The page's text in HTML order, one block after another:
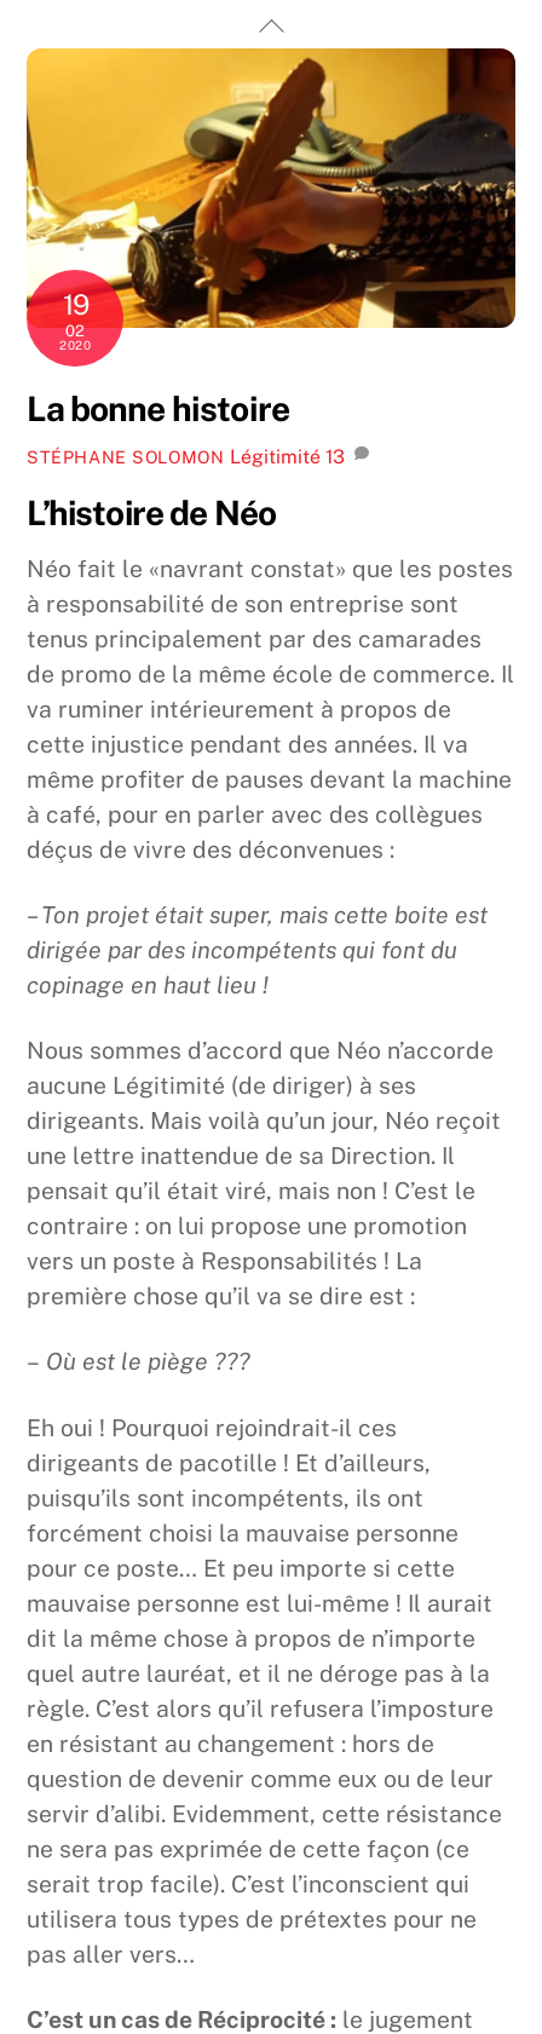
19
02
2020
La bonne histoire
STÉPHANE SOLOMON Légitimité 13
L’histoire de Néo
Néo fait le «navrant constat» que les postes
à responsabilité de son entreprise sont
tenus principalement par des camarades
de promo de la même école de commerce. Il
va ruminer intérieurement à propos de
cette injustice pendant des années. Il va
même profiter de pauses devant la machine
à café, pour en parler avec des collègues
déçus de vivre des déconvenues :
– Ton projet était super, mais cette boite est
dirigée par des incompétents qui font du
copinage en haut lieu !
Nous sommes d’accord que Néo n’accorde
aucune Légitimité (de diriger) à ses
dirigeants. Mais voilà qu’un jour, Néo reçoit
une lettre inattendue de sa Direction. Il
pensait qu’il était viré, mais non ! C’est le
contraire : on lui propose une promotion
vers un poste à Responsabilités ! La
première chose qu’il va se dire est :
– Où est le piège ???
Eh oui ! Pourquoi rejoindrait-il ces
dirigeants de pacotille ! Et d’ailleurs,
puisqu’ils sont incompétents, ils ont
forcément choisi la mauvaise personne
pour ce poste… Et peu importe si cette
mauvaise personne est lui-même ! Il aurait
dit la même chose à propos de n’importe
quel autre lauréat, et il ne déroge pas à la
règle. C’est alors qu’il refusera l’imposture
en résistant au changement : hors de
question de devenir comme eux ou de leur
servir d’alibi. Evidemment, cette résistance
ne sera pas exprimée de cette façon (ce
serait trop facile). C’est l’inconscient qui
utilisera tous types de prétextes pour ne
pas aller vers…
C’est un cas de Réciprocité : le jugement
Back
Top